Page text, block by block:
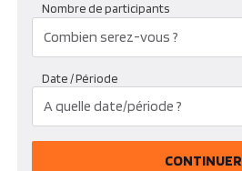
Nombre de participants
Date / Période
CONTINUER